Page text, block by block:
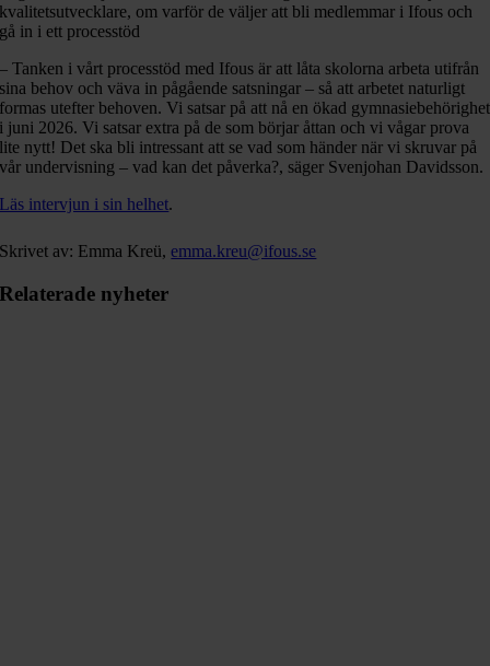
kvalitetsutvecklare, om varför de väljer att bli medlemmar i Ifous och
gå in i ett processtöd
– Tanken i vårt processtöd med Ifous är att låta skolorna arbeta utifrån
sina behov och väva in pågående satsningar – så att arbetet naturligt
formas utefter behoven. Vi satsar på att nå en ökad gymnasiebehörighet
i juni 2026. Vi satsar extra på de som börjar åttan och vi vågar prova
lite nytt! Det ska bli intressant att se vad som händer när vi skruvar på
vår undervisning – vad kan det påverka?, säger Svenjohan Davidsson.
Läs intervjun i sin helhet.
Skrivet av: Emma Kreü, emma.kreu@ifous.se
Relaterade nyheter